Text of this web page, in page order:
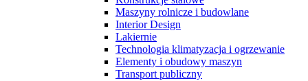
Maszyny rolnicze i budowlane
Interior Design
Lakiernie
Technologia klimatyzacja i ogrzewanie
Elementy i obudowy maszyn
Transport publiczny